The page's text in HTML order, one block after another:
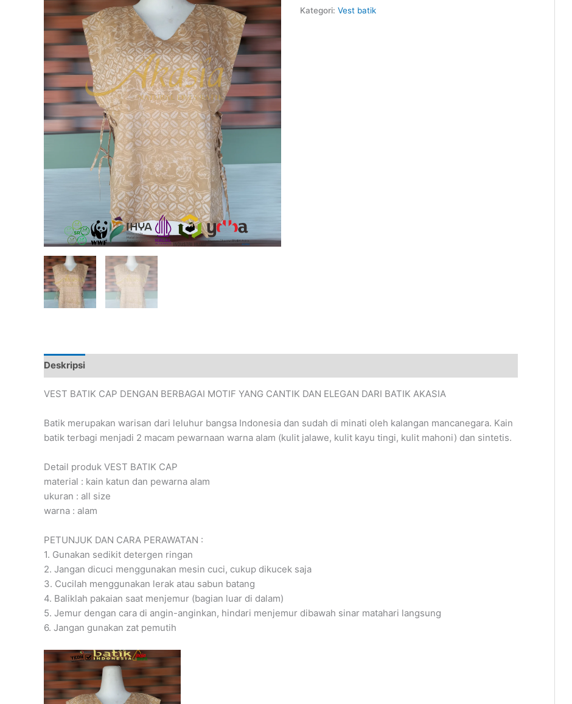
Kategori: Vest batik
Deskripsi
VEST BATIK CAP DENGAN BERBAGAI MOTIF YANG CANTIK DAN ELEGAN DARI BATIK AKASIA
Batik merupakan warisan dari leluhur bangsa Indonesia dan sudah di minati oleh kalangan mancanegara. Kain
batik terbagi menjadi 2 macam pewarnaan warna alam (kulit jalawe, kulit kayu tingi, kulit mahoni) dan sintetis.
Detail produk VEST BATIK CAP
material : kain katun dan pewarna alam
ukuran : all size
warna : alam
PETUNJUK DAN CARA PERAWATAN :
1. Gunakan sedikit detergen ringan
2. Jangan dicuci menggunakan mesin cuci, cukup dikucek saja
3. Cucilah menggunakan lerak atau sabun batang
4. Baliklah pakaian saat menjemur (bagian luar di dalam)
5. Jemur dengan cara di angin-anginkan, hindari menjemur dibawah sinar matahari langsung
6. Jangan gunakan zat pemutih